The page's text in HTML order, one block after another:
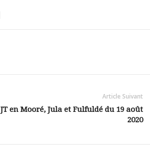
Article Suivant
JT en Mooré, Jula et Fulfuldé du 19 août
2020